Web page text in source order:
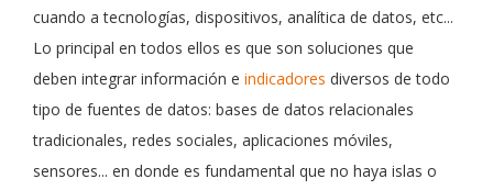
cuando a tecnologías, dispositivos, analítica de datos, etc...
Lo principal en todos ellos es que son soluciones que
deben integrar información e indicadores diversos de todo
tipo de fuentes de datos: bases de datos relacionales
tradicionales, redes sociales, aplicaciones móviles,
sensores... en donde es fundamental que no haya islas o